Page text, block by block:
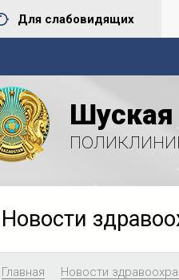
Для слабовидящих
Шуская
Новости
Главная Новости